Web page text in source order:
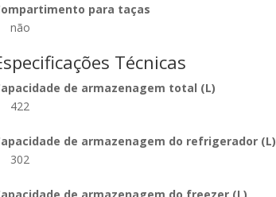
para taças
não
Técnicas
de armazenagem total (L)
422
de armazenagem do refrigerador (L)
302